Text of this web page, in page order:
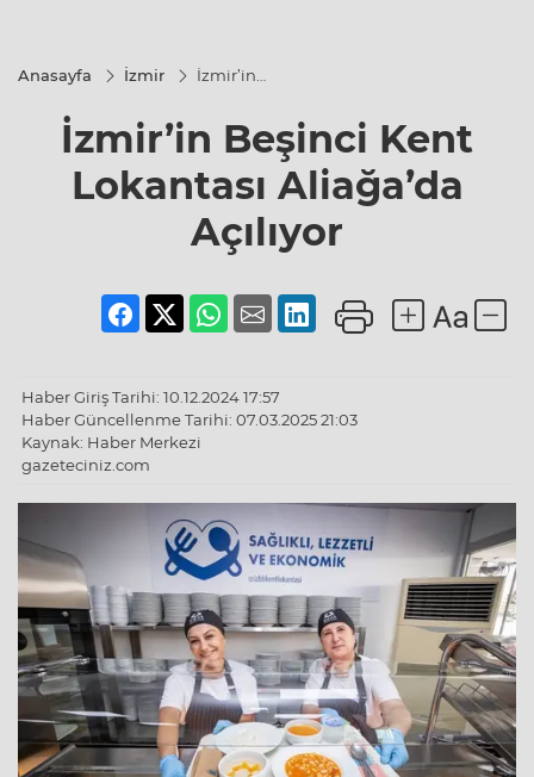
Anasayfa İzmir
İzmir’in
Lokantası
Aliağa’da
Açılıyor
İzmir’in Beşinci Kent
Lokantası Aliağa’da
Açılıyor
Haber Giriş Tarihi: 10.12.2024 17:57
Haber Güncellenme Tarihi: 07.03.2025 21:03
Kaynak: Haber Merkezi
gazeteciniz.com